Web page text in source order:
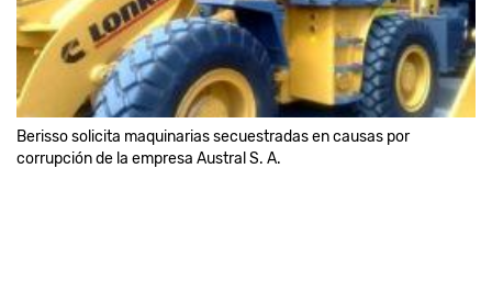
Berisso solicita maquinarias secuestradas en causas por
corrupción de la empresa Austral S. A.